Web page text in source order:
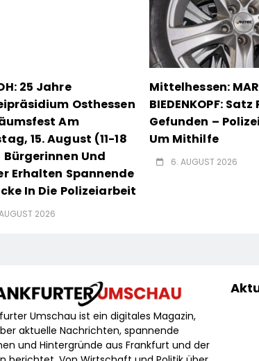
25 Jahre
Osthessen
Am
15. August (11-18
Und
Erhalten Spannende
In Die Polizeiarbeit
2026
Mittelhessen:
BIEDENKOPF:
Gefunden –
Um Mithilfe
6. AUGUST 2026
Umschau ist ein digitales Magazin,
aktuelle Nachrichten, spannende
und Hintergründe aus Frankfurt und der